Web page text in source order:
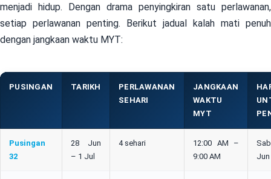
menjadi hidup. Dengan drama penyingkiran satu perlawanan,
setiap perlawanan penting. Berikut jadual kalah mati penuh
dengan jangkaan waktu MYT:
PUSINGAN TARIKH
PERLAWANAN
SEHARI
JANGKAAN
WAKTU
MYT
Pusingan
32
28 Jun
– 1 Jul
4 sehari
12:00 AM –
9:00 AM
Jun